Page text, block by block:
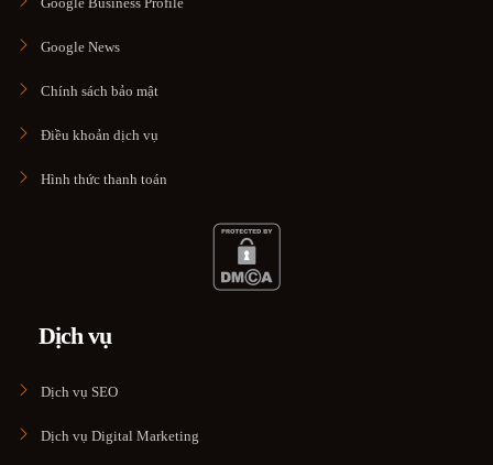
Google News
Chính sách bảo mật
Điều khoản dịch vụ
Hình thức thanh toán
Dịch vụ
Dịch vụ SEO
Dịch vụ Digital Marketing